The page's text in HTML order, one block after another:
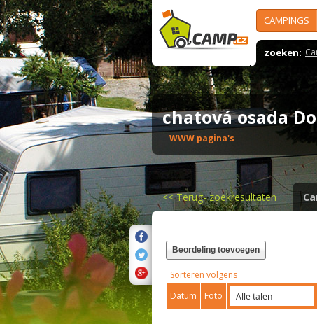
CAMPINGS
zoeken:
chatová osada
WWW pagina's
<<Terug- zoekresultaten
Beordeling toevoegen
Sorteren volgens
Datum
Foto